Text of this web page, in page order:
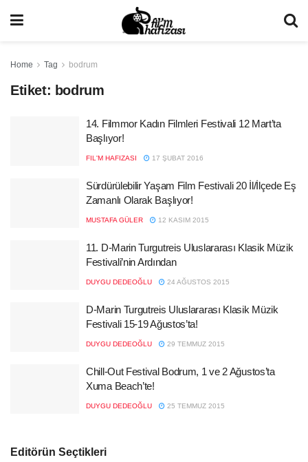
Home Tag bodrum
Etiket: bodrum
14. Filmmor Kadın Filmleri Festivali 12 Mart’ta
Başlıyor!
FIL'M HAFIZASI 17 ŞUBAT 2016
Sürdürülebilir Yaşam Film Festivali 20 İl/İlçede Eş
Zamanlı Olarak Başlıyor!
MUSTAFA GÜLER 12 KASIM 2015
11. D-Marin Turgutreis Uluslararası Klasik Müzik
Festivali’nin Ardından
DUYGU DEDEOĞLU 24 AĞUSTOS 2015
D-Marin Turgutreis Uluslararası Klasik Müzik
Festivali 15-19 Ağustos’ta!
DUYGU DEDEOĞLU 29 TEMMUZ 2015
Chill-Out Festival Bodrum, 1 ve 2 Ağustos’ta
Xuma Beach’te!
DUYGU DEDEOĞLU 25 TEMMUZ 2015
Editörün Seçtikleri